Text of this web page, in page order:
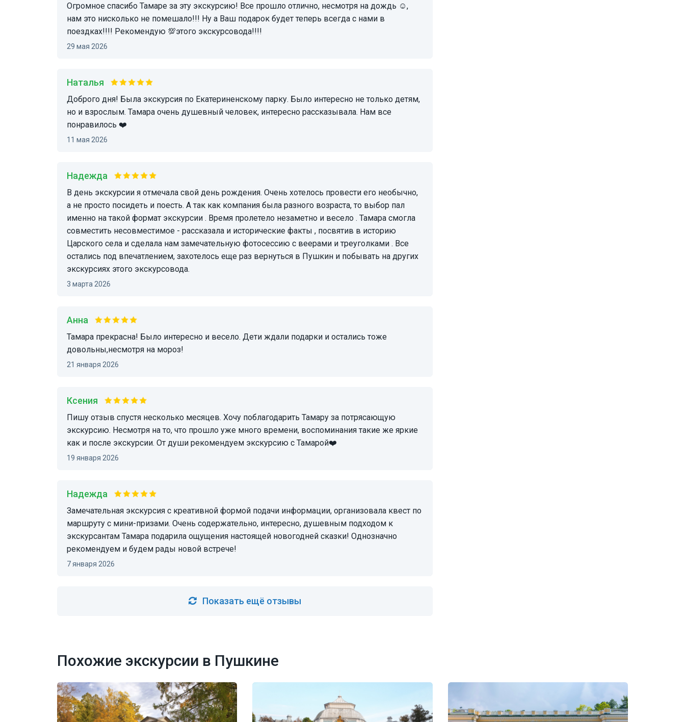
Огромное спасибо Тамаре за эту экскурсию! Все прошло отлично, несмотря на дождь ☺️,
нам это нисколько не помешало!!! Ну а Ваш подарок будет теперь всегда с нами в
поездках!!!! Рекомендую 💯этого экскурсовода!!!!
29 мая 2026
Наталья
Доброго дня! Была экскурсия по Екатериненскому парку. Было интересно не только детям,
но и взрослым. Тамара очень душевный человек, интересно рассказывала. Нам все
понравилось ❤️
11 мая 2026
Надежда
В день экскурсии я отмечала свой день рождения. Очень хотелось провести его необычно,
а не просто посидеть и поесть. А так как компания была разного возраста, то выбор пал
именно на такой формат экскурсии . Время пролетело незаметно и весело . Тамара смогла
совместить несовместимое - рассказала и исторические факты , посвятив в историю
Царского села и сделала нам замечательную фотосессию с веерами и треуголками . Все
остались под впечатлением, захотелось еще раз вернуться в Пушкин и побывать на других
экскурсиях этого экскурсовода.
3 марта 2026
Анна
Тамара прекрасна! Было интересно и весело. Дети ждали подарки и остались тоже
довольны,несмотря на мороз!
21 января 2026
Ксения
Пишу отзыв спустя несколько месяцев. Хочу поблагодарить Тамару за потрясающую
экскурсию. Несмотря на то, что прошло уже много времени, воспоминания такие же яркие
как и после экскурсии. От души рекомендуем экскурсию с Тамарой❤️
19 января 2026
Надежда
Замечательная экскурсия с креативной формой подачи информации, организовала квест по
маршруту с мини-призами. Очень содержательно, интересно, душевным подходом к
экскурсантам Тамара подарила ощущения настоящей новогодней сказки! Однозначно
рекомендуем и будем рады новой встрече!
7 января 2026
Показать ещё отзывы
Похожие экскурсии в Пушкине